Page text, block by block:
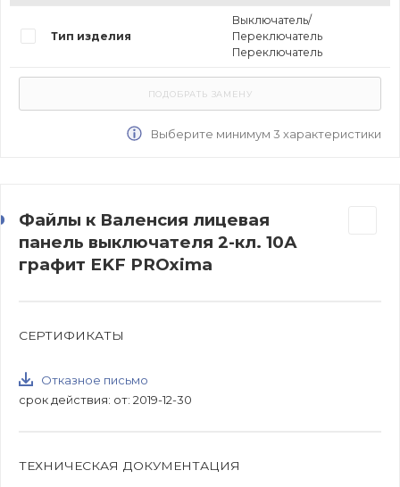
Тип изделия
Выключатель/
Переключатель
Переключатель
Выберите минимум 3 характеристики
Файлы к Валенсия лицевая
панель выключателя 2-кл. 10А
графит EKF PROxima
СЕРТИФИКАТЫ
Отказное письмо
срок действия: от: 2019-12-30
ТЕХНИЧЕСКАЯ ДОКУМЕНТАЦИЯ